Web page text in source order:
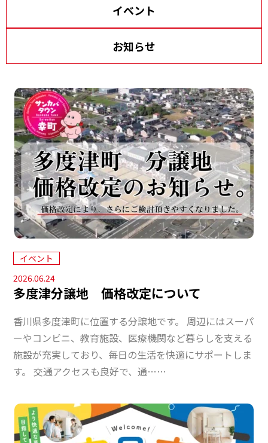
協
プライバシーポリシー
資料請求
電話相談
イベント
お知らせ
イベント
2026.06.24
多度津分譲地 価格改定について
香川県多度津町に位置する分譲地です。 周辺にはスーパ
ーやコンビニ、教育施設、医療機関など暮らしを支える
施設が充実しており、毎日の生活を快適にサポートしま
す。 交通アクセスも良好で、通……